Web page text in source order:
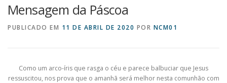
Mensagem da Páscoa
PUBLICADO EM 11 DE ABRIL DE 2020 POR NCM01
Como um arco-íris que rasga o céu e parece balbuciar que Jesus
ressuscitou, nos prova que o amanhã será melhor nesta comunhão com